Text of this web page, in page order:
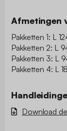
Afmetingen
Pakketten 1: L
Pakketten 2: L
Pakketten 3: L
Pakketten 4: L
Download